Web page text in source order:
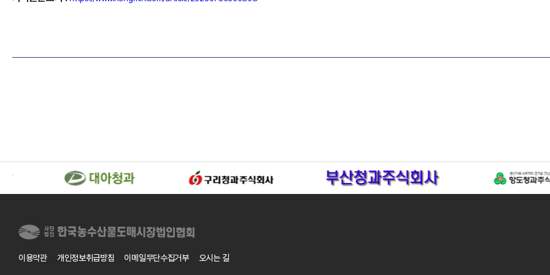
이용약관 개인정보취급방침 이메일무단수집거부 오시는 길